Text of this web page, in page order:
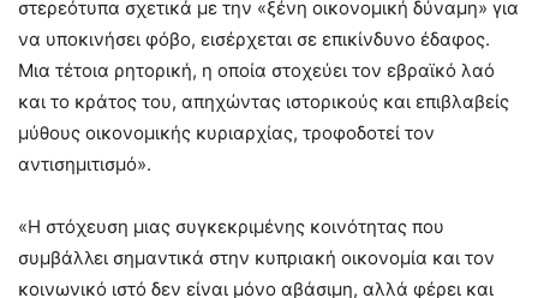
στερεότυπα σχετικά με την «ξένη οικονομική δύναμη» για
να υποκινήσει φόβο, εισέρχεται σε επικίνδυνο έδαφος.
Μια τέτοια ρητορική, η οποία στοχεύει τον εβραϊκό λαό
και το κράτος του, απηχώντας ιστορικούς και επιβλαβείς
μύθους οικονομικής κυριαρχίας, τροφοδοτεί τον
αντισημιτισμό».
«Η στόχευση μιας συγκεκριμένης κοινότητας που
συμβάλλει σημαντικά στην κυπριακή οικονομία και τον
κοινωνικό ιστό δεν είναι μόνο αβάσιμη, αλλά φέρει και